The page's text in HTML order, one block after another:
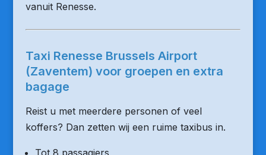
vanuit Renesse.
Taxi Renesse Brussels Airport
(Zaventem) voor groepen en extra
bagage
Reist u met meerdere personen of veel
koffers? Dan zetten wij een ruime taxibus in.
Tot 8 passagiers